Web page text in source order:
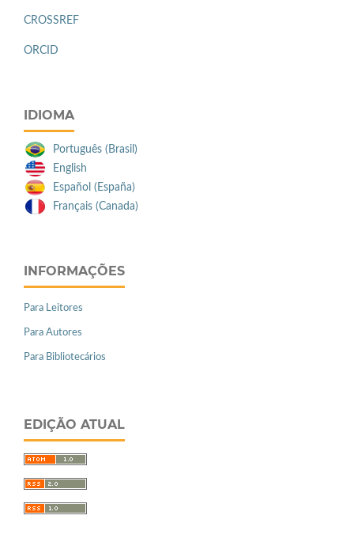
CROSSREF
ORCID
IDIOMA
Português (Brasil)
English
Español (España)
Français (Canada)
INFORMAÇÕES
Para Leitores
Para Autores
Para Bibliotecários
EDIÇÃO ATUAL